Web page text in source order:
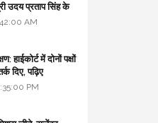
उदय प्रताप सिंह के
AM
हाईकोर्ट में दोनों पक्षों
दिए, पढ़िए
PM